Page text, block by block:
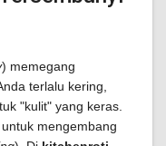
) memegang
terlalu kering,
"kulit" yang keras.
mengembang